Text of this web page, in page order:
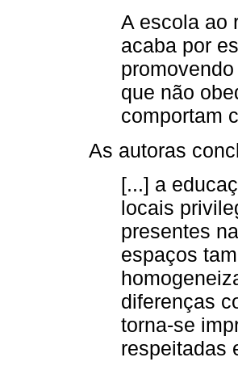
A escola ao
acaba por
que não
comportam
As autoras
[...] a
locais
presentes
espaços
diferenças
torna-se
respeitadas